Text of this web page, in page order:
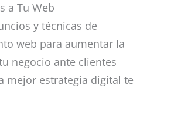
a Tu Web
y técnicas de
web para aumentar la
negocio ante clientes
mejor estrategia digital te